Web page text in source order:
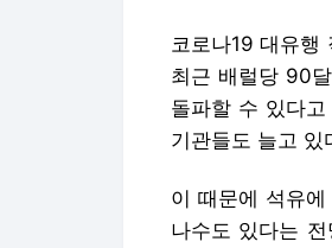
코로나19 대유행
최근 배럴당 90
돌파할 수 있다
기관들도 늘고 있
이 때문에 석유
나수도 있다는